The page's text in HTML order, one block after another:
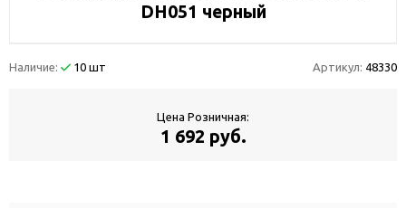
DH051 черный
Наличие: 10 шт Артикул: 48330
Цена Розничная:
1 692 руб.